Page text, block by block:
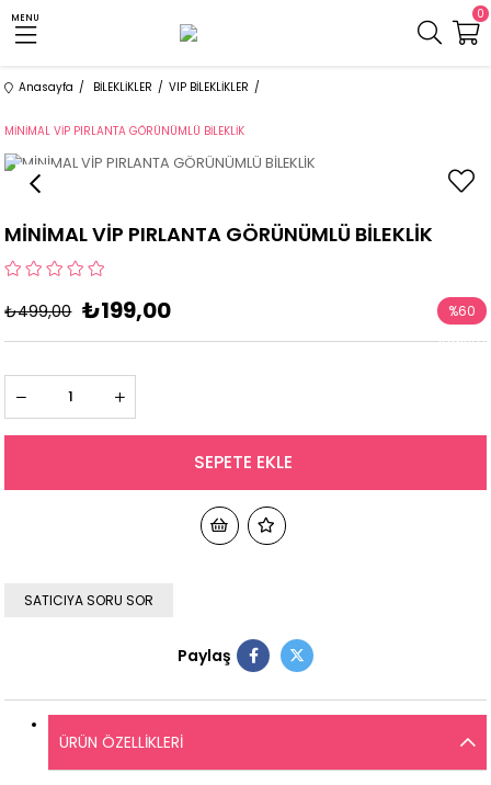
MENU 0
Anasayfa BİLEKLİKLER VIP BİLEKLİKLER
MİNİMAL VİP PIRLANTA GÖRÜNÜMLÜ BİLEKLİK
MİNİMAL VİP PIRLANTA GÖRÜNÜMLÜ BİLEKLİK
₺499,00 ₺199,00 %60
İndirim
SATICIYA SORU SOR
Paylaş
ÜRÜN ÖZELLIKLERI